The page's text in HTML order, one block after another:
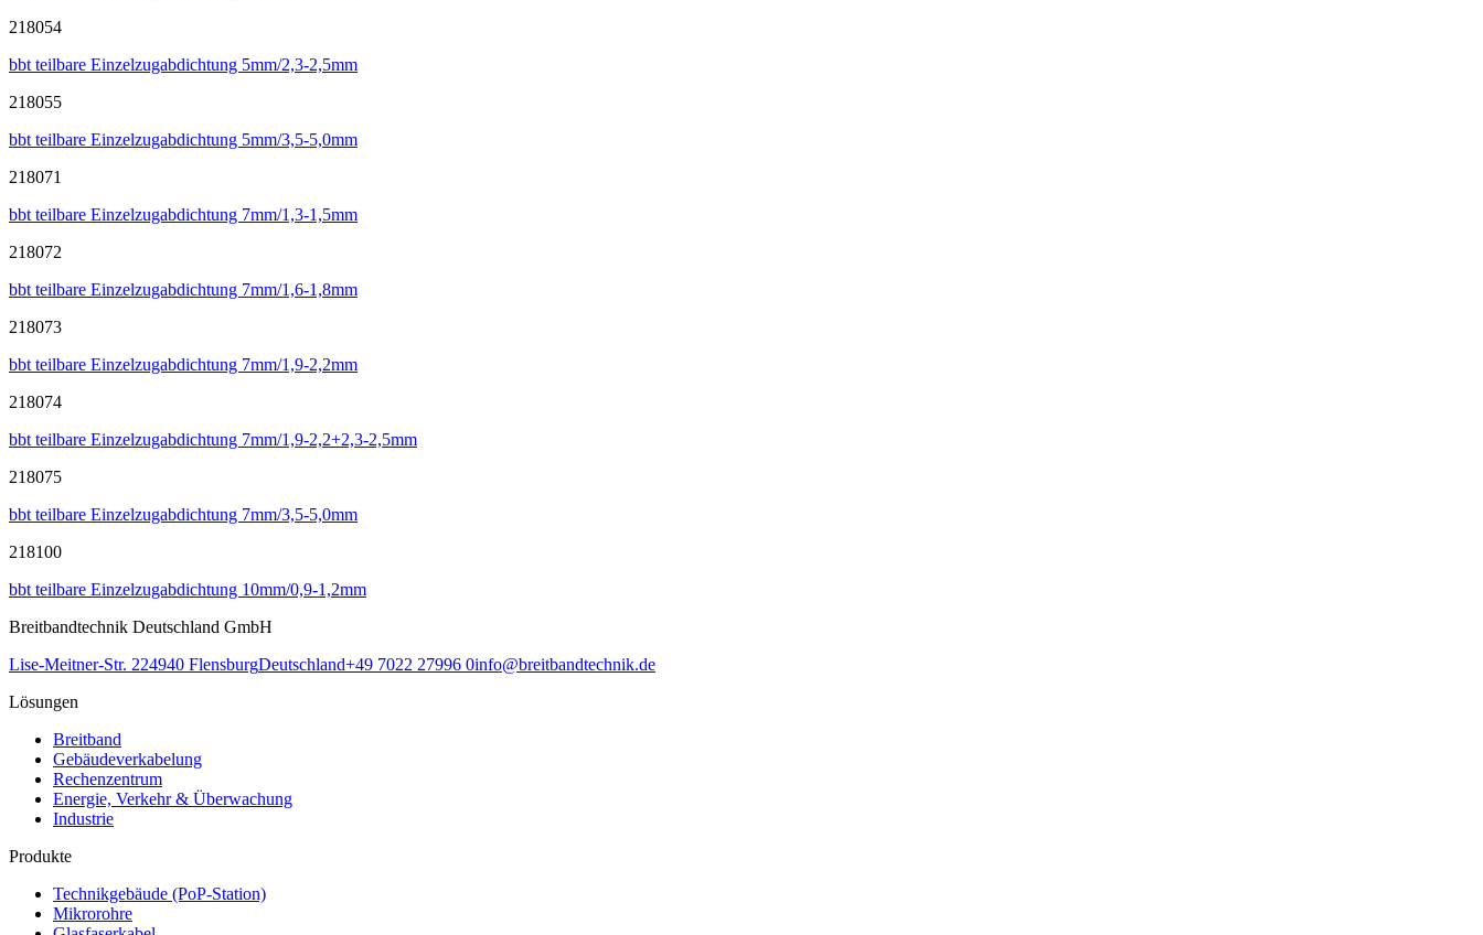
218054
bbt teilbare Einzelzugabdichtung 5mm/2,3-2,5mm
218055
bbt teilbare Einzelzugabdichtung 5mm/3,5-5,0mm
218071
bbt teilbare Einzelzugabdichtung 7mm/1,3-1,5mm
218072
bbt teilbare Einzelzugabdichtung 7mm/1,6-1,8mm
218073
bbt teilbare Einzelzugabdichtung 7mm/1,9-2,2mm
218074
bbt teilbare Einzelzugabdichtung 7mm/1,9-2,2+2,3-2,5mm
218075
bbt teilbare Einzelzugabdichtung 7mm/3,5-5,0mm
218100
bbt teilbare Einzelzugabdichtung 10mm/0,9-1,2mm
Breitbandtechnik Deutschland GmbH
Lise-Meitner-Str. 224940 FlensburgDeutschland+49 7022 27996 0info@breitbandtechnik.de
Lösungen
Breitband
Gebäudeverkabelung
Rechenzentrum
Energie, Verkehr & Überwachung
Industrie
Produkte
Technikgebäude (PoP-Station)
Mikrorohre